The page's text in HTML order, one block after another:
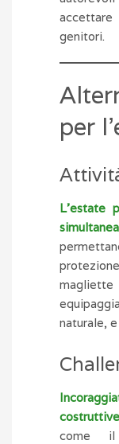
genitori.
per
L’estate
naturale,
costruttive
come il